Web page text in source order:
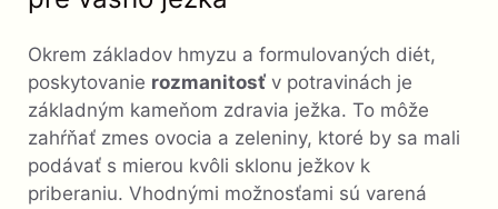
Okrem základov hmyzu a formulovaných diét,
poskytovanie rozmanitosť v potravinách je
základným kameňom zdravia ježka. To môže
zahŕňať zmes ovocia a zeleniny, ktoré by sa mali
podávať s mierou kvôli sklonu ježkov k
priberaniu. Vhodnými možnosťami sú varená